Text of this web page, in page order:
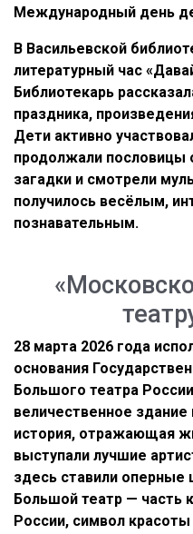
Международный день
В Васильевской
литературный час
Библиотекарь
праздника,
Дети активно
продолжали пословицы
загадки и смотрели
получилось весёлым,
познавательным.
28 марта 2026 года
основания
Большого театра
величественное
история, отражающая
выступали лучшие
здесь ставили
Большой театр — часть
России, символ красоты